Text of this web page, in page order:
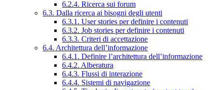
6.2.4. Ricerca sui forum
6.3. Dalla ricerca ai bisogni degli utenti
6.3.1. User stories per definire i contenuti
6.3.2. Job stories per definire i contenuti
6.3.3. Criteri di accettazione
6.4. Architettura dell’informazione
6.4.1. Definire l’architettura dell’informazione
6.4.2. Alberatura
6.4.3. Flussi di interazione
6.4.4. Sistemi di navigazione